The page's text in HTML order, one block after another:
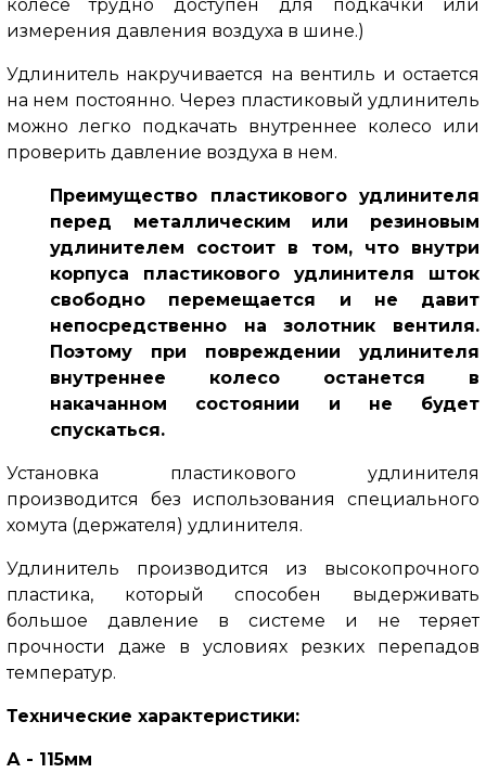
колесе трудно доступен для подкачки или
измерения давления воздуха в шине.)
Удлинитель накручивается на вентиль и остается
на нем постоянно. Через пластиковый удлинитель
можно легко подкачать внутреннее колесо или
проверить давление воздуха в нем.
Преимущество пластикового удлинителя
перед металлическим или резиновым
удлинителем состоит в том, что внутри
корпуса пластикового удлинителя шток
свободно перемещается и не давит
непосредственно на золотник вентиля.
Поэтому при повреждении удлинителя
внутреннее колесо останется в
накачанном состоянии и не будет
спускаться.
Установка пластикового удлинителя
производится без использования специального
хомута (держателя) удлинителя.
Удлинитель производится из высокопрочного
пластика, который способен выдерживать
большое давление в системе и не теряет
прочности даже в условиях резких перепадов
температур.
Технические характеристики:
А - 115мм